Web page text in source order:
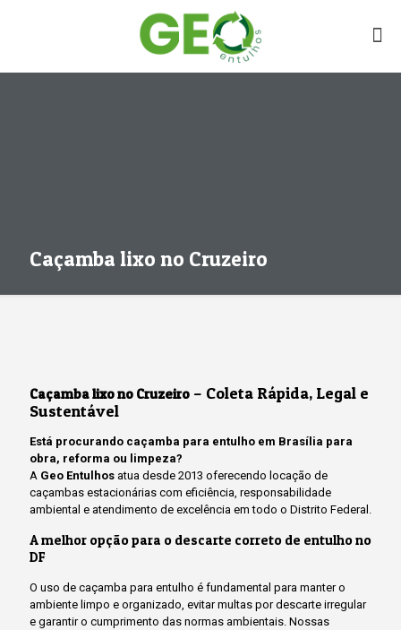
Caçamba lixo no Cruzeiro
Caçamba lixo no Cruzeiro – Coleta Rápida, Legal e
Sustentável
Está procurando caçamba para entulho em Brasília para
obra, reforma ou limpeza?
A Geo Entulhos atua desde 2013 oferecendo locação de
caçambas estacionárias com eficiência, responsabilidade
ambiental e atendimento de excelência em todo o Distrito Federal.
A melhor opção para o descarte correto de entulho no
DF
O uso de caçamba para entulho é fundamental para manter o
ambiente limpo e organizado, evitar multas por descarte irregular
e garantir o cumprimento das normas ambientais. Nossas